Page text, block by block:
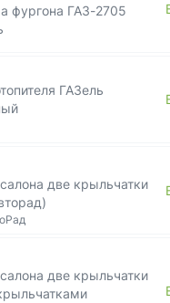
фургона ГАЗ-2705
ГАЗель
две крыльчатки
две крыльчатки